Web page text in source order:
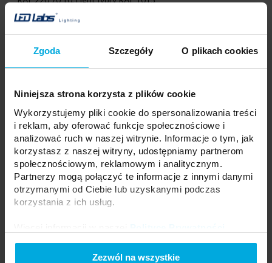
Zgoda Szczegóły O plikach cookies
Niniejsza strona korzysta z plików cookie
Wykorzystujemy pliki cookie do spersonalizowania treści
i reklam, aby oferować funkcje społecznościowe i
analizować ruch w naszej witrynie. Informacje o tym, jak
korzystasz z naszej witryny, udostępniamy partnerom
społecznościowym, reklamowym i analitycznym.
Partnerzy mogą połączyć te informacje z innymi danymi
otrzymanymi od Ciebie lub uzyskanymi podczas
korzystania z ich usług.
Zezwól na wszystkie
Profile dostępne w odcinkach: 1000 mm, 2020 mm, 3000 mm.
wpuszczonego pomiędzy płytami.